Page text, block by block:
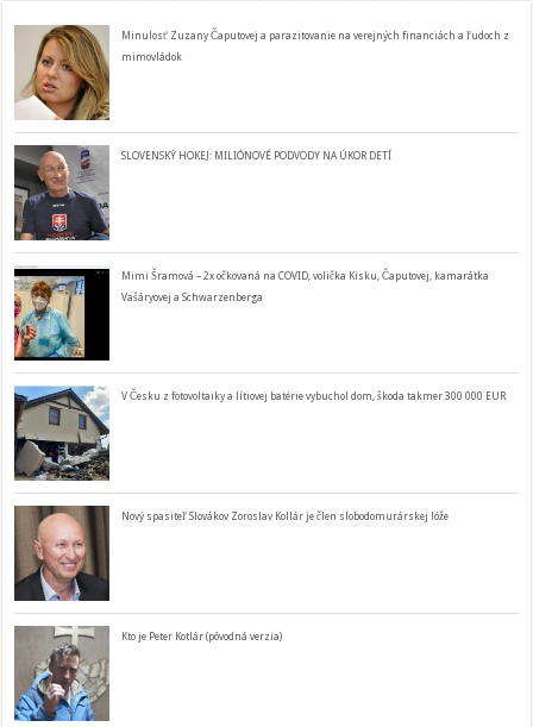
Minulosť Zuzany Čaputovej a parazitovanie na verejných financiách a ľudoch z
mimovládok
SLOVENSKÝ HOKEJ: MILIÓNOVÉ PODVODY NA ÚKOR DETÍ
Mimi Šramová – 2x očkovaná na COVID, volička Kisku, Čaputovej, kamarátka
Vašáryovej a Schwarzenberga
V Česku z fotovoltaiky a lítiovej batérie vybuchol dom, škoda takmer 300 000 EUR
Nový spasiteľ Slovákov Zoroslav Kollár je člen slobodomurárskej lóže
Kto je Peter Kotlár (pôvodná verzia)